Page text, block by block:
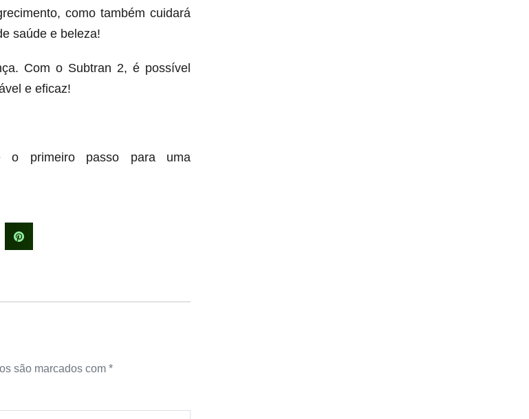
como também cuidará
saúde e beleza!
Com o Subtran 2, é possível
e eficaz!
primeiro passo para uma
são marcados com *